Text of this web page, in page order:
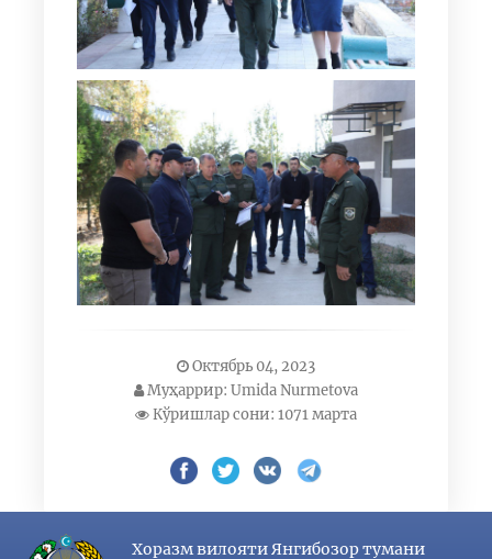
Октябрь 04, 2023
Муҳаррир: Umida Nurmetova
Кўришлар сони: 1071 марта
Хоразм вилояти Янгибозор тумани